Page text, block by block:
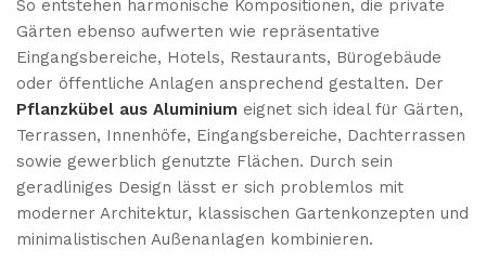
So entstehen harmonische Kompositionen, die private
Gärten ebenso aufwerten wie repräsentative
Eingangsbereiche, Hotels, Restaurants, Bürogebäude
oder öffentliche Anlagen ansprechend gestalten. Der
Pflanzkübel aus Aluminium eignet sich ideal für Gärten,
Terrassen, Innenhöfe, Eingangsbereiche, Dachterrassen
sowie gewerblich genutzte Flächen. Durch sein
geradliniges Design lässt er sich problemlos mit
moderner Architektur, klassischen Gartenkonzepten und
minimalistischen Außenanlagen kombinieren.